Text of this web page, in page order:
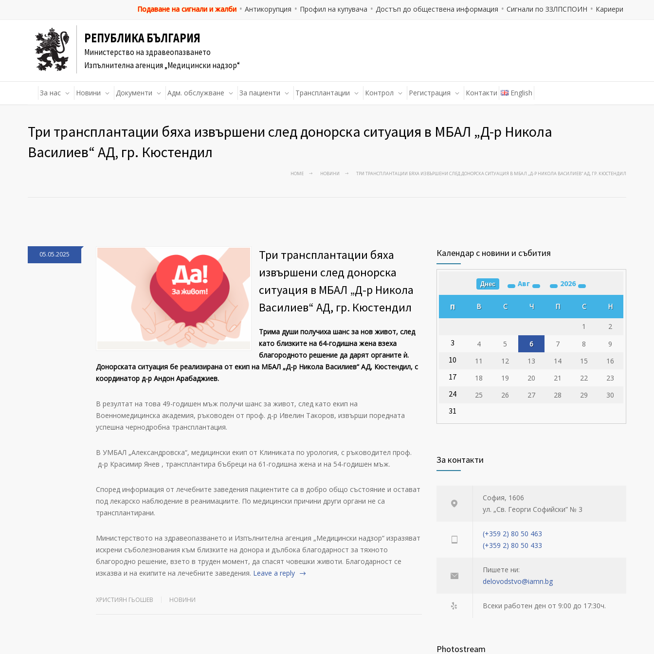
Кариери
Сигнали по ЗЗЛПСПОИН
Достъп до обществена информация
Профил на купувача
Антикорупция
Подаване на сигнали и жалби
РЕПУБЛИКА БЪЛГАРИЯ
Министерство на здравеопазването
Изпълнителна агенция „Медицински надзор“
За нас Новини Документи Адм. обслужване За пациенти Трансплантации Контрол Регистрация Контакти English
Три трансплантации бяха извършени след донорска ситуация в МБАЛ „Д-р Никола
Василиев“ АД, гр. Кюстендил
HOME НОВИНИ ТРИ ТРАНСПЛАНТАЦИИ БЯХА ИЗВЪРШЕНИ СЛЕД ДОНОРСКА СИТУАЦИЯ В МБАЛ „Д-Р НИКОЛА ВАСИЛИЕВ“ АД, ГР. КЮСТЕНДИЛ
05.05.2025
Три трансплантации бяха
извършени след донорска
ситуация в МБАЛ „Д-р Никола
Василиев“ АД, гр. Кюстендил
Трима души получиха шанс за нов живот, след
като близките на 64-годишна жена взеха
благородното решение да дарят органите ѝ.
Донорската ситуация бе реализирана от екип на МБАЛ „Д-р Никола Василиев“ АД, Кюстендил, с
координатор д-р Андон Арабаджиев.
В резултат на това 49-годишен мъж получи шанс за живот, след като екип на
Военномедицинска академия, ръководен от проф. д-р Ивелин Такоров, извърши поредната
успешна чернодробна трансплантация.
В УМБАЛ „Александровска“, медицински екип от Клиниката по урология, с ръководител проф.
д-р Красимир Янев , трансплантира бъбреци на 61-годишна жена и на 54-годишен мъж.
Според информация от лечебните заведения пациентите са в добро общо състояние и остават
под лекарско наблюдение в реанимациите. По медицински причини други органи не са
трансплантирани.
Министерството на здравеопазването и Изпълнителна агенция „Медицински надзор“ изразяват
искрени съболезнования към близките на донора и дълбока благодарност за тяхното
благородно решение, взето в труден момент, да спасят човешки животи. Благодарност се
изказва и на екипите на лечебните заведения. Leave a reply
ХРИСТИЯН ГЬОШЕВ НОВИНИ
Календар с новини и събития
Днес Авг 2026
П В С Ч П С Н
1 2
3 4 5 6 7 8 9
10 11 12 13 14 15 16
17 18 19 20 21 22 23
24 25 26 27 28 29 30
31
За контакти
София, 1606
ул. „Св. Георги Софийски” № 3
(+359 2) 80 50 463
(+359 2) 80 50 433
Пишете ни:
delovodstvo@iamn.bg
Всеки работен ден от 9:00 до 17:30ч.
Photostream